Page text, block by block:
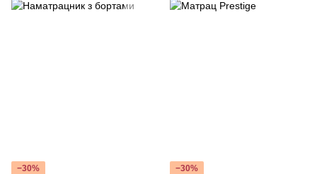
−30%
−30%